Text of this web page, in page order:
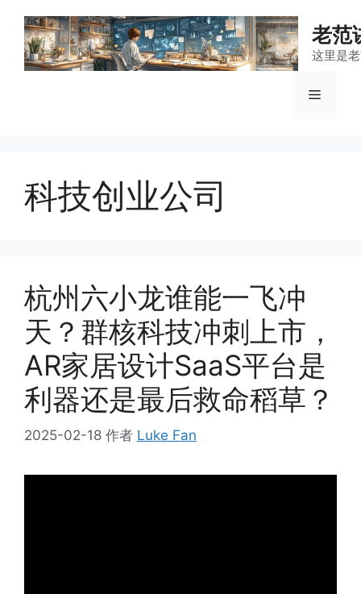
老范
这里是
菜
科技创业公司
杭州六小龙谁能一飞冲
天？群核科技冲刺上市，
AR家居设计SaaS平台是
利器还是最后救命稻草？
2025-02-18 作者 Luke Fan